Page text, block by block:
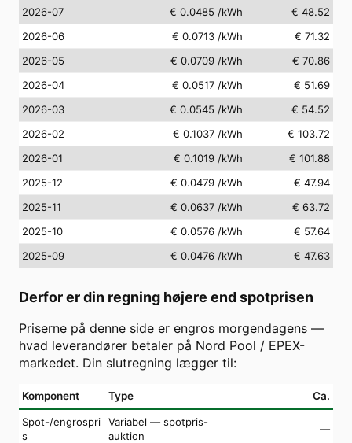
2026-07
€ 0.0485 /kWh
€ 48.52
2026-06
€ 0.0713 /kWh
€ 71.32
2026-05
€ 0.0709 /kWh
€ 70.86
2026-04
€ 0.0517 /kWh
€ 51.69
2026-03
€ 0.0545 /kWh
€ 54.52
2026-02
€ 0.1037 /kWh
€ 103.72
2026-01
€ 0.1019 /kWh
€ 101.88
2025-12
€ 0.0479 /kWh
€ 47.94
2025-11
€ 0.0637 /kWh
€ 63.72
2025-10
€ 0.0576 /kWh
€ 57.64
2025-09
€ 0.0476 /kWh € 47.63
Derfor er din regning højere end spotprisen
Priserne på denne side er engros morgendagens —
hvad leverandører betaler på Nord Pool / EPEX-
markedet. Din slutregning lægger til:
Komponent Type Ca.
Spot-/engrospri
s
Variabel — spotpris-
auktion
—